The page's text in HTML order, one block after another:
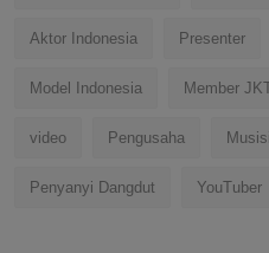
Aktor Indonesia Presenter
Model Indonesia Member
video Pengusaha
Penyanyi Dangdut YouTuber